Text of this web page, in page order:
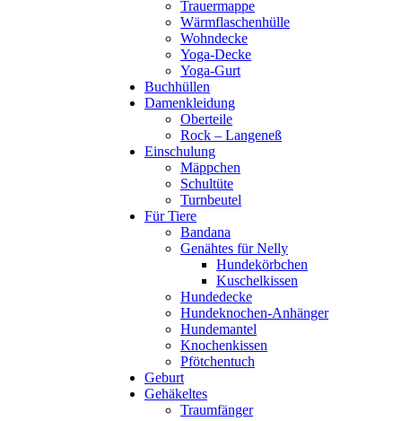
Trauermappe
Wärmflaschenhülle
Wohndecke
Yoga-Decke
Yoga-Gurt
Buchhüllen
Damenkleidung
Oberteile
Rock – Langeneß
Einschulung
Mäppchen
Schultüte
Turnbeutel
Für Tiere
Bandana
Genähtes für Nelly
Hundekörbchen
Kuschelkissen
Hundedecke
Hundeknochen-Anhänger
Hundemantel
Knochenkissen
Pfötchentuch
Geburt
Gehäkeltes
Traumfänger